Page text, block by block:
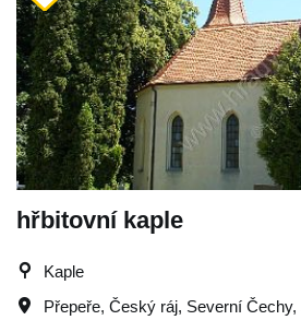
hřbitovní kaple
Kaple
Přepeře, Český ráj, Severní Čechy,